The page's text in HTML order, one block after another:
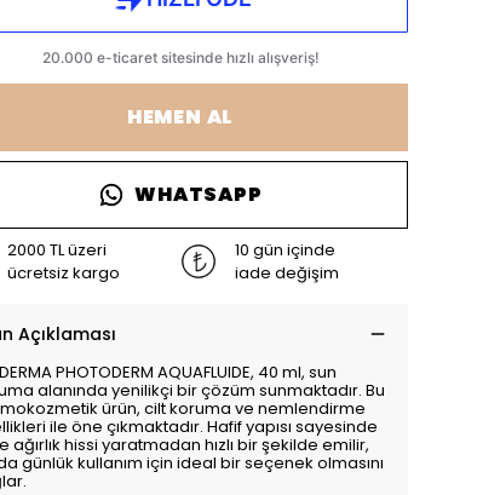
HEMEN AL
WHATSAPP
2000 TL üzeri
ücretsiz kargo
10 gün içinde
iade değişim
Açıklaması
PHOTODERM AQUAFLUIDE, 40 ml, sun
alanında yenilikçi bir çözüm sunmaktadır. Bu
ürün, cilt koruma ve nemlendirme
ile öne çıkmaktadır. Hafif yapısı sayesinde
ağırlık hissi yaratmadan hızlı bir şekilde emilir,
günlük kullanım için ideal bir seçenek olmasını